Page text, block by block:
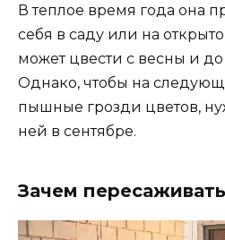
В теплое время года она
себя в саду или на
может цвести с весны и
Однако, чтобы на
пышные грозди цветов,
ней в сентябре.
Зачем